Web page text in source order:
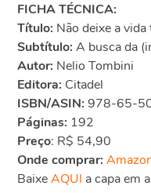
FICHA TÉCNICA:
Título: Não deixe a
Subtítulo: A busca da
Autor: Nelio Tombini
Editora: Citadel
ISBN/ASIN: 978-65-
Páginas: 192
Preço: R$ 54,90
Onde comprar:
BaixeAQUI a capa em